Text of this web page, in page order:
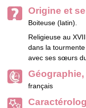
Origine et
Boiteuse (latin).
Religieuse au
dans la
avec ses sœurs
français